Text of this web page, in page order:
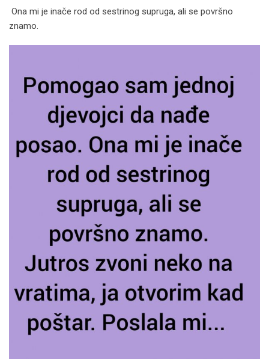
Ona mi je inače rod od sestrinog supruga, ali se površno
znamo.